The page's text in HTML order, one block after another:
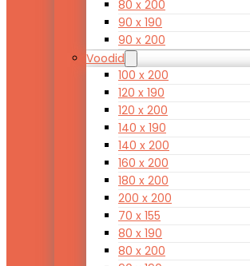
80 x 200
90 x 190
90 x 200
Voodid
100 x 200
120 x 190
120 x 200
140 x 190
140 x 200
160 x 200
180 x 200
200 x 200
70 x 155
80 x 190
80 x 200